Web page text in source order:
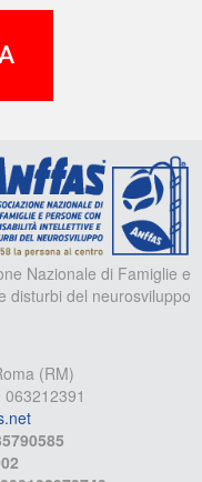
Nazionale di Famiglie e
disturbi del neurosviluppo
(RM)